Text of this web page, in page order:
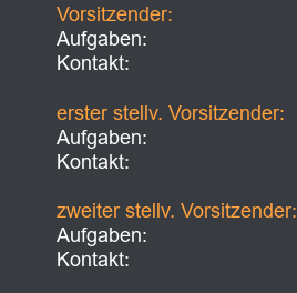
Vorsitzender:
Aufgaben:
Kontakt:
erster stellv. Vorsitzender:
Aufgaben:
Kontakt:
zweiter stellv. Vorsitzender:
Aufgaben:
Kontakt: